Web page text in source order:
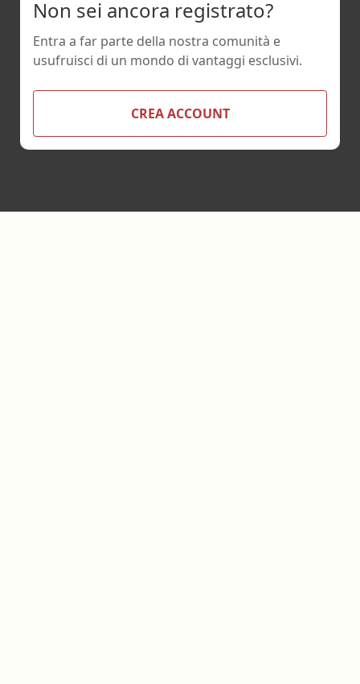
Non sei ancora registrato?
Entra a far parte della nostra comunità e
usufruisci di un mondo di vantaggi esclusivi.
CREA ACCOUNT